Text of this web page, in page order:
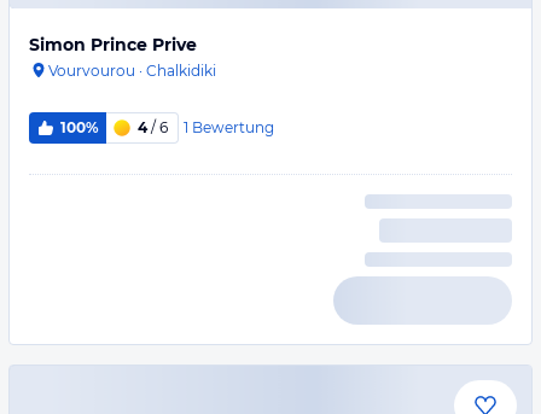
Simon Prince Prive
Vourvourou · Chalkidiki
100% 4/ 6 1 Bewertung